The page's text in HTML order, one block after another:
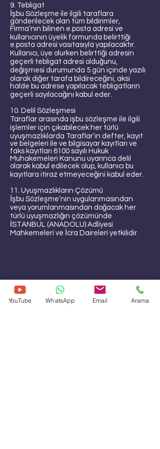
9. Tebligat
İşbu Sözleşme ile ilgili taraflara
gönderilecek olan tüm bildirimler,
Firma’nın bilinen e.posta adresi ve
kullanıcının üyelik formunda belirttiği
e.posta adresi vasıtasıyla yapılacaktır.
Kullanıcı, üye olurken belirttiği adresin
geçerli tebligat adresi olduğunu,
değişmesi durumunda 5 gün içinde yazılı
olarak diğer tarafa bildireceğini, aksi
halde bu adrese yapılacak tebligatların
geçerli sayılacağını kabul eder.
10. Delil Sözleşmesi
Taraflar arasında işbu sözleşme ile ilgili
işlemler için çıkabilecek her türlü
uyuşmazlıklarda Taraflar’ın defter, kayıt
ve belgeleri ile ve bilgisayar kayıtları ve
faks kayıtları 6100 sayılı Hukuk
Muhakemeleri Kanunu uyarınca delil
olarak kabul edilecek olup, kullanıcı bu
kayıtlara itiraz etmeyeceğini kabul eder.
11. Uyuşmazlıkların Çözümü
İşbu Sözleşme’nin uygulanmasından
veya yorumlanmasından doğacak her
türlü uyuşmazlığın çözümünde
İSTANBUL (ANADOLU) Adliyesi
Mahkemeleri ve İcra Daireleri yetkilidir.
YouTube WhatsApp Email Arama